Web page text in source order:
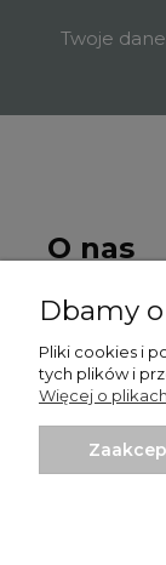
Twoje
O nas
Kontakt i
Dbamy
Pliki cookies i
tych plików i
Więcej o